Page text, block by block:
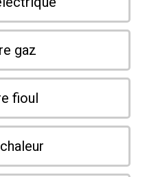
gaz
fioul